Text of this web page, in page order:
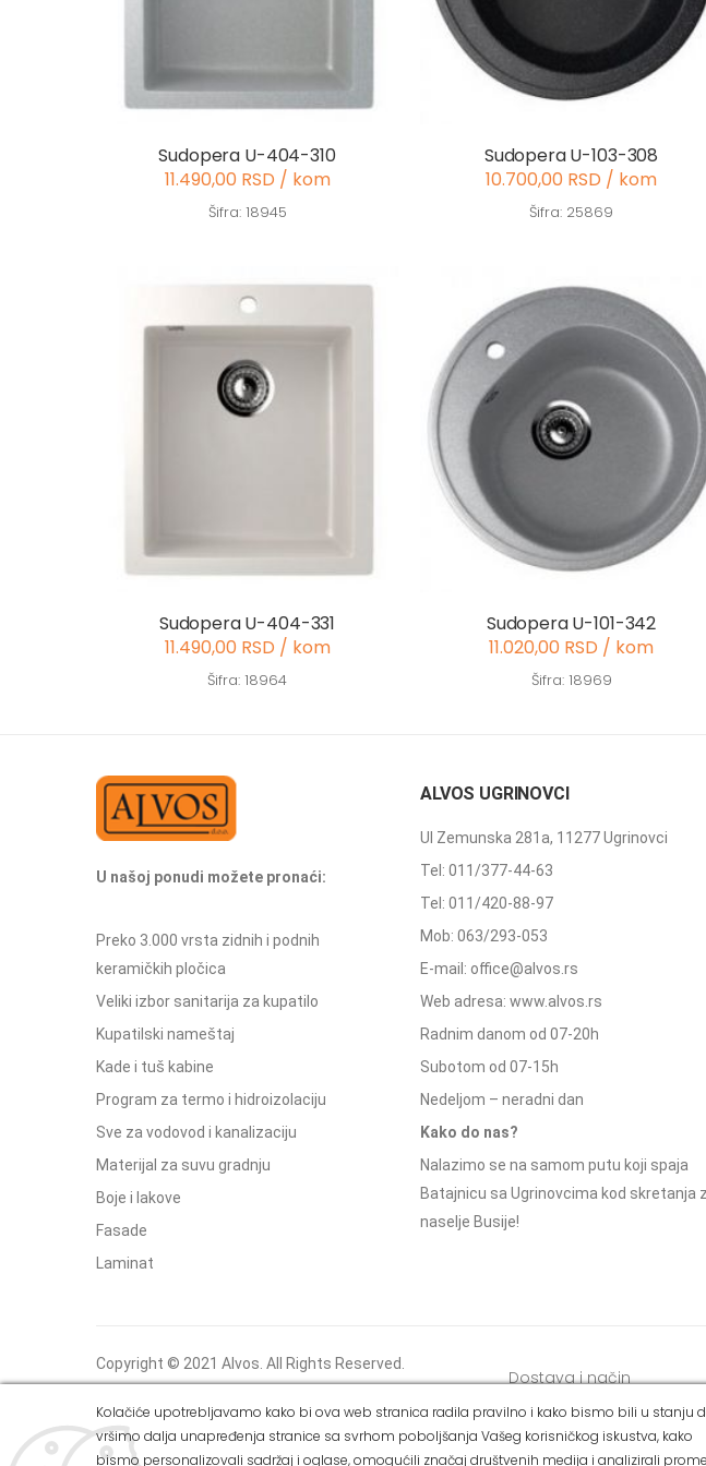
Sudopera U-404-310
11.490,00 RSD / kom
Šifra: 18945
Sudopera U-103-308
10.700,00 RSD / kom
Šifra: 25869
Sudopera U-404-331
11.490,00 RSD / kom
Šifra: 18964
Sudopera U-101-342
11.020,00 RSD / kom
Šifra: 18969
U našoj ponudi možete pronaći:
Preko 3.000 vrsta zidnih i podnih
keramičkih pločica
Veliki izbor sanitarija za kupatilo
Kupatilski nameštaj
Kade i tuš kabine
Program za termo i hidroizolaciju
Sve za vodovod i kanalizaciju
Materijal za suvu gradnju
Boje i lakove
Fasade
Laminat
ALVOS UGRINOVCI
Ul Zemunska 281a, 11277 Ugrinovci
Tel: 011/377-44-63
Tel: 011/420-88-97
Mob: 063/293-053
E-mail: office@alvos.rs
Web adresa: www.alvos.rs
Radnim danom od 07-20h
Subotom od 07-15h
Nedeljom – neradni dan
Kako do nas?
Nalazimo se na samom putu koji spaja
Batajnicu sa Ugrinovcima kod skretanja
naselje Busije!
Copyright © 2021 Alvos. All Rights Reserved.
Izrada internet prodavnice i SEO - Web Business
Solutions
Dostava i način
plaćanja
Kolačiće upotrebljavamo kako bi ova web stranica radila pravilno i kako bismo bili u stanju
vršimo dalja unapređenja stranice sa svrhom poboljšanja Vašeg korisničkog iskustva, kako
bismo personalizovali sadržaj i oglase, omogućili značaj društvenih medija i analizirali